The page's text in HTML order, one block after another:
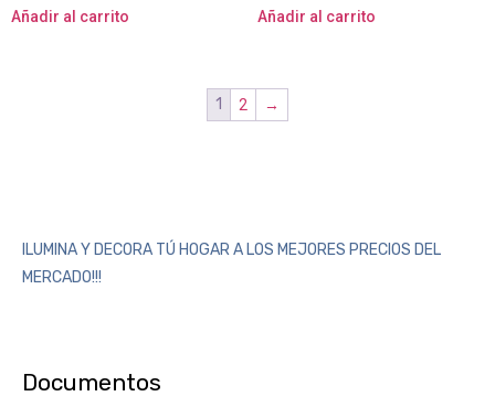
Añadir al carrito Añadir al carrito
1 2 →
ILUMINA Y DECORA TÚ HOGAR A LOS MEJORES PRECIOS DEL
MERCADO!!!
Documentos